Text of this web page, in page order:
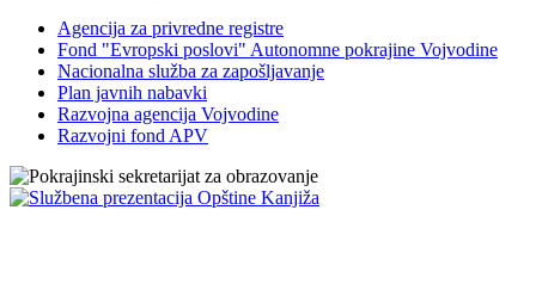
Agencija za privredne registre
Fond "Evropski poslovi" Autonomne pokrajine Vojvodine
Nacionalna služba za zapošljavanje
Plan javnih nabavki
Razvojna agencija Vojvodine
Razvojni fond APV